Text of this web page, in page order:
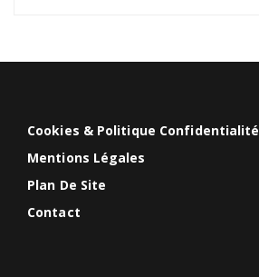
Cookies & Politique Confidentialité
Mentions Légales
Plan De Site
Contact